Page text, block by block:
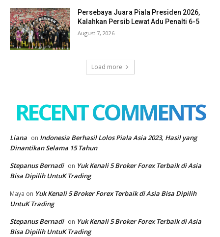
Persebaya Juara Piala Presiden 2026,
Kalahkan Persib Lewat Adu Penalti 6-5
August 7, 2026
Load more
RECENT COMMENTS
Liana on Indonesia Berhasil Lolos Piala Asia 2023, Hasil yang
Dinantikan Selama 15 Tahun
Stepanus Bernadi on Yuk Kenali 5 Broker Forex Terbaik di Asia
Bisa Dipilih UntuK Trading
Maya on Yuk Kenali 5 Broker Forex Terbaik di Asia Bisa Dipilih
UntuK Trading
Stepanus Bernadi on Yuk Kenali 5 Broker Forex Terbaik di Asia
Bisa Dipilih UntuK Trading